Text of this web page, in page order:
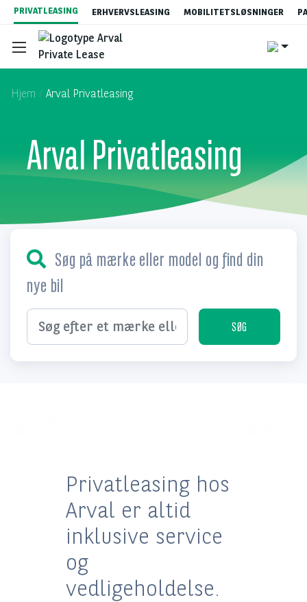
hovedindhold
PRIVATLEASING ERHVERVSLEASING MOBILITETSLØSNINGER
Se vores tilbud
Hvad er privatleasing?
Bestillingsprocessen
Privatleasing af brugt bil
Hjem Arval Privatleasing
Arval Privatleasing
Søg på mærke eller model og find din
nye bil
Søg efter et mærke eller en bestemt model...
SØG
Privatleasing hos
Arval er altid
inklusive service
og
vedligeholdelse.